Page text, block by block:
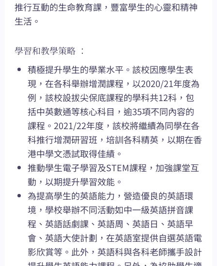
推行互動的生命教育課，豐富學生的心靈和精神
生活。
學習和教學策略 ：
積極提升學生的學業水平。該校因應學生表
現，在各科舉辦增潤課程，以2020/21年度為
例，該校設拔尖保底課程的學科共12科，包
括中英數通等核心科目，逾35項不同內容的
課程。2021/22年度，該校將繼續為同學在各
科推行增潤研習班，培訓各科精英，以期在香
港中學文憑試取得佳績。
推動學生電子學習及STEM課程，加強課堂互
動，以期提升學習效能。
為提高學生的英語能力，營造優良的英語環
境，學校舉辦不同活動如中一級英語拼音課
程、英語話劇課、英語周、英語日、英語早
會、英語大使計劃，在英語室提供自選英語電
影欣賞等。此外，英語科與各科老師攜手設計